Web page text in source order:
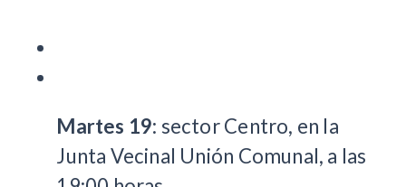
Martes 19: sector Centro, en la
Junta Vecinal Unión Comunal, a las